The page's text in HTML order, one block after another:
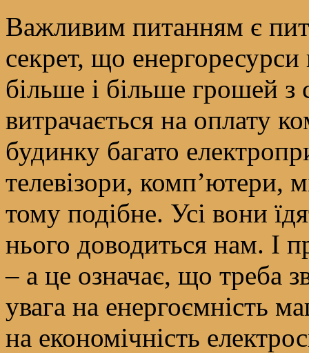
Важливим питанням є
секрет, що
більше і більше грошей
витрачається на оплату
будинку багато
телевізори, комп’ютери,
тому подібне. Усі вони
нього доводиться нам. І
– а це означає, що треба
увага на енергоємність
на економічність